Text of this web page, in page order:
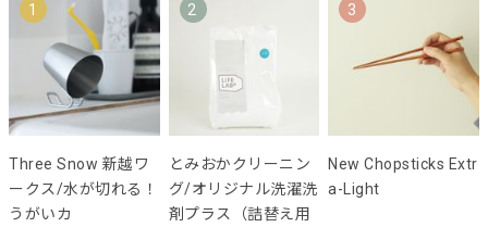
1
Three Snow 新越ワ
ークス/水が切れる！
うがいカ
2
とみおかクリーニン
グ/オリジナル洗濯洗
剤プラス（詰替え用
3
New Chopsticks Extr
a-Light